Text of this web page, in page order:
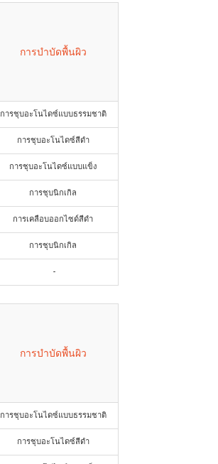
การบำบัดพื้นผิว
การชุบอะโนไดซ์แบบธรรมชาติ
การชุบอะโนไดซ์สีดำ
การชุบอะโนไดซ์แบบแข็ง
การชุบนิกเกิล
การเคลือบออกไซด์สีดำ
การชุบนิกเกิล
-
การบำบัดพื้นผิว
การชุบอะโนไดซ์แบบธรรมชาติ
การชุบอะโนไดซ์สีดำ